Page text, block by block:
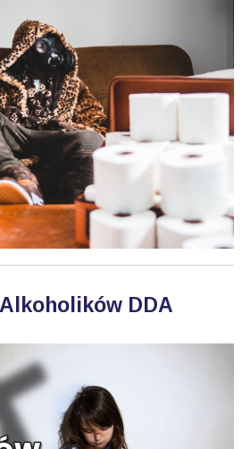
DDA